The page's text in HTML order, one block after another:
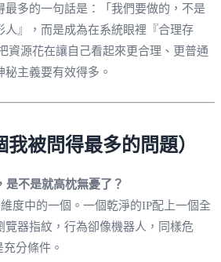
最多的一句話是：「我們要做的，不是
人』，而是成為在系統眼裡『合理存
資源花在讓自己看起來更合理、更普通
秘主義要有效得多。
被問得最多的問題）
不是就高枕無憂了？
度中的一個。一個乾淨的IP配上一個全
覽器指紋，行為卻像機器人，同樣危
分條件。